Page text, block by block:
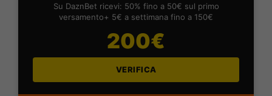
Su DaznBet ricevi: 50% fino a 50€ sul primo
versamento+ 5€ a settimana fino a 150€
200€
VERIFICA